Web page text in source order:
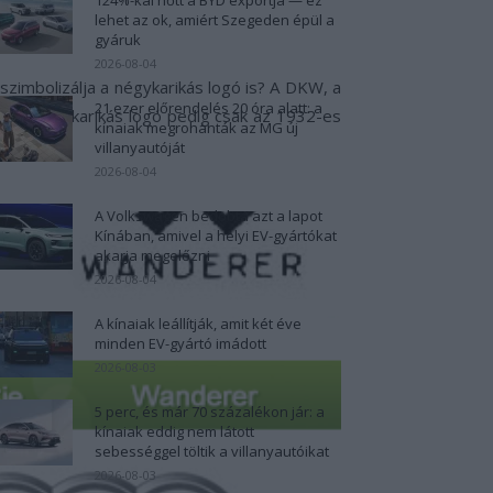
is.”
a négykarikás logó is? A DKW, a
A négykarikás logó pedig csak az 1932-es
lehet az ok, amiért Szegeden épül a
gyáruk
2026-08-04
21 ezer előrendelés 20 óra alatt: a
kínaiak megrohanták az MG új
villanyautóját
2026-08-04
A Volkswagen bedobta azt a lapot
Kínában, amivel a helyi EV-gyártókat
akarja megelőzni
2026-08-04
A kínaiak leállítják, amit két éve
minden EV-gyártó imádott
2026-08-03
5 perc, és már 70 százalékon jár: a
kínaiak eddig nem látott
sebességgel töltik a villanyautóikat
2026-08-03